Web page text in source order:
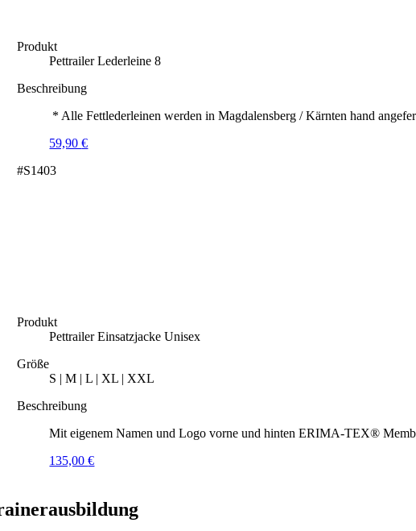
Produkt
Pettrailer Lederleine 8
Beschreibung
* Alle Fettlederleinen werden in Magdalensberg / Kärnten hand
59,90€
#S1403
Produkt
Pettrailer Einsatzjacke Unisex
Größe
S | M | L | XL | XXL
Beschreibung
Mit eigenem Namen und Logo vorne und hinten ERIMA-TEX®
135,00€